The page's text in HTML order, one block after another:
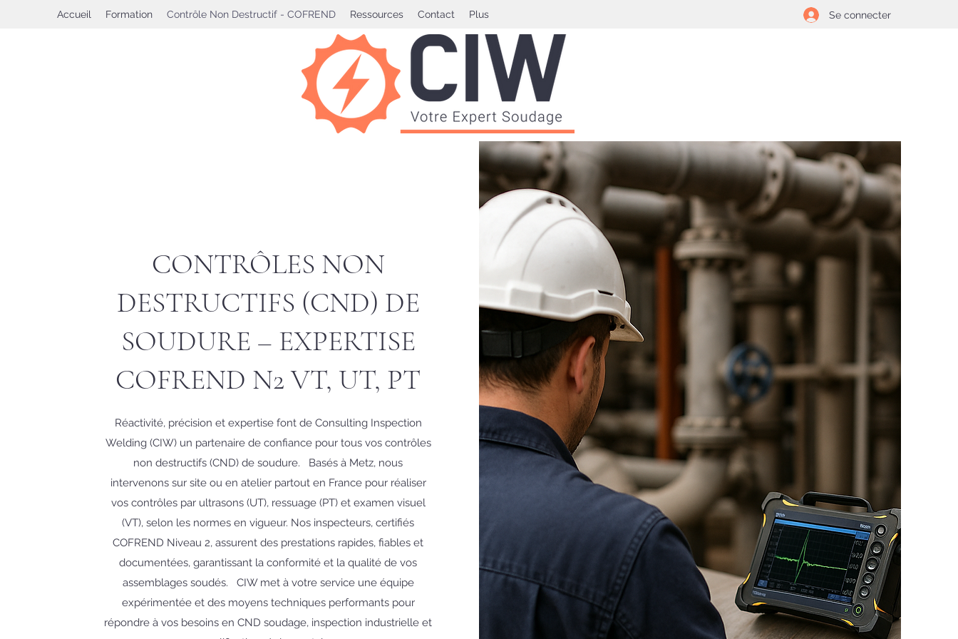
Accueil Formation Contrôle Non Destructif - COFREND Ressources Contact Plus Se connecter
CONTRÔLES NON
DESTRUCTIFS (CND) DE
SOUDURE – EXPERTISE
COFREND N2 VT, UT, PT
Réactivité, précision et expertise font de Consulting Inspection
Welding (CIW) un partenaire de confiance pour tous vos contrôles
non destructifs (CND) de soudure. Basés à Metz, nous
intervenons sur site ou en atelier partout en France pour réaliser
vos contrôles par ultrasons (UT), ressuage (PT) et examen visuel
(VT), selon les normes en vigueur. Nos inspecteurs, certifiés
COFREND Niveau 2, assurent des prestations rapides, fiables et
documentées, garantissant la conformité et la qualité de vos
assemblages soudés. CIW met à votre service une équipe
expérimentée et des moyens techniques performants pour
répondre à vos besoins en CND soudage, inspection industrielle et